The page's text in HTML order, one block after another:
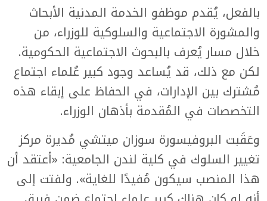
بالفعل، يُقدم موظفو الخدمة المدنية الأبحاث
والمشورة الاجتماعية والسلوكية للوزراء، من
خلال مسار يُعرف بالبحوث الاجتماعية الحكومية.
لكن مع ذلك، قد يُساعد وجود كبير عُلماء اجتماع
مُشترك بين الإدارات، في الحفاظ على إبقاء هذه
التخصصات في المُقدمة بأذهان الوزراء.
وعَقَبت البروفيسورة سوزان ميتشي مُديرة مركز
تغيير السلوك في كلية لندن الجامعية: «أعتقد أن
هذا المنصب سيكون مُفيدًا للغاية». ولفتت إلى